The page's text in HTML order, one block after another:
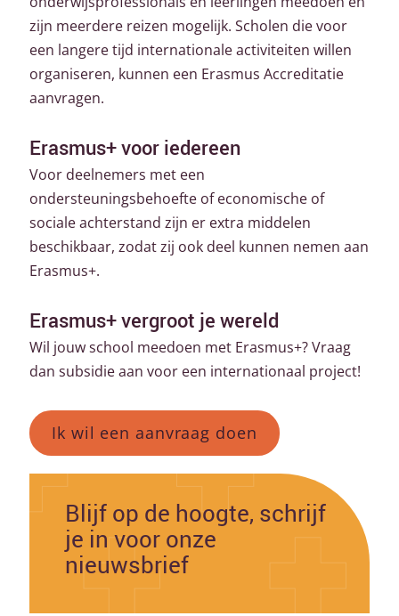
Blijf op de hoogte, schrijf
je in voor onze
nieuwsbrief
zijn meerdere reizen mogelijk. Scholen die voor
een langere tijd internationale activiteiten willen
organiseren, kunnen een Erasmus Accreditatie
aanvragen.
Erasmus+ voor iedereen
Voor deelnemers met een
ondersteuningsbehoefte of economische of
sociale achterstand zijn er extra middelen
beschikbaar, zodat zij ook deel kunnen nemen aan
Erasmus+.
Erasmus+ vergroot je wereld
Wil jouw school meedoen met Erasmus+? Vraag
dan subsidie aan voor een internationaal project!
Ik wil een aanvraag doen